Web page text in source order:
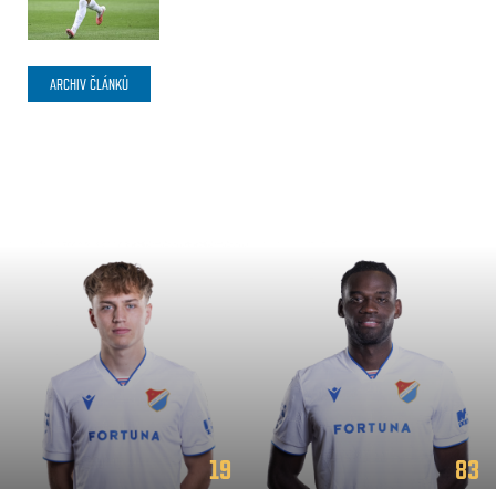
ARCHIV ČLÁNKŮ
19 83